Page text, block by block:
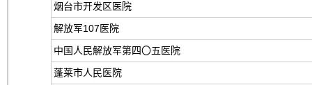
烟台市开发区医院
解放军107医院
中国人民解放军第四〇五医院
蓬莱市人民医院